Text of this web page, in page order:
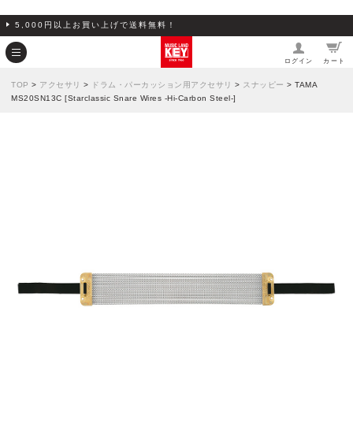
5,000円以上お買い上げで送料無料！
ログイン カート
TOP > アクセサリ > ドラム・パーカッション用アクセサリ > スナッピー > TAMA
MS20SN13C [Starclassic Snare Wires -Hi-Carbon Steel-]